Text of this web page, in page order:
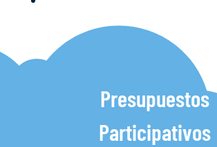
Presupuestos
Participativos